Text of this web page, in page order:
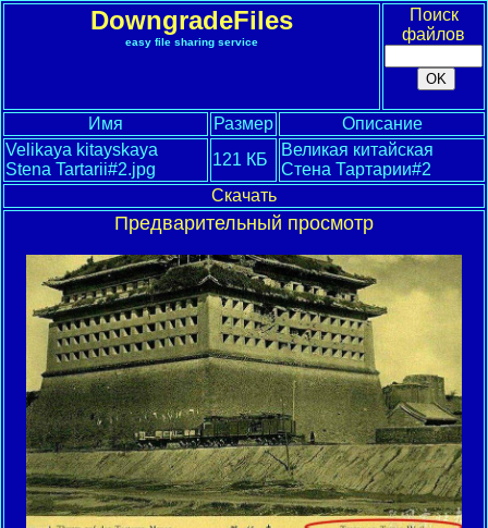
DowngradeFiles
easy file sharing service
Поиск
файлов
Имя Размер
Описание
Velikaya kitayskaya
Stena Tartarii#2.jpg
121 КБ
Великая китайская
Стена Тартарии#2
Скачать
Предварительный просмотр